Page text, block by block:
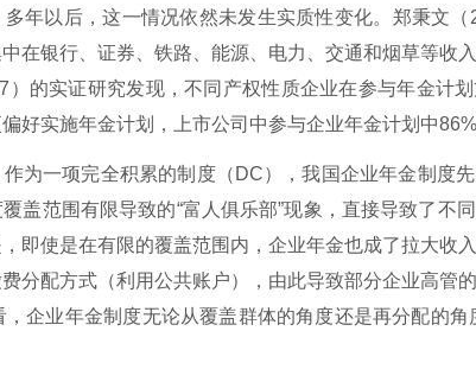
多年以后，这一情况依然未发生实质性变化。 郑秉文（
在银行、证券、铁路、能源、电力、交通和烟草等收
）的实证研究发现，不同产权性质企业在参与年金计
好实施年金计划，上市公司中参与企业年金计划中
为一项完全积累的制度（ DC），我国企业年金制度
盖范围有限导致的“富人俱乐部”现象，直接导致了不
即使是在有限的覆盖范围内， 企业年金也成了拉大收
分配方式（利用公共账户），由此导致部分企业高管
，企业年金制度无论从覆盖群体的角度还是再分配的角